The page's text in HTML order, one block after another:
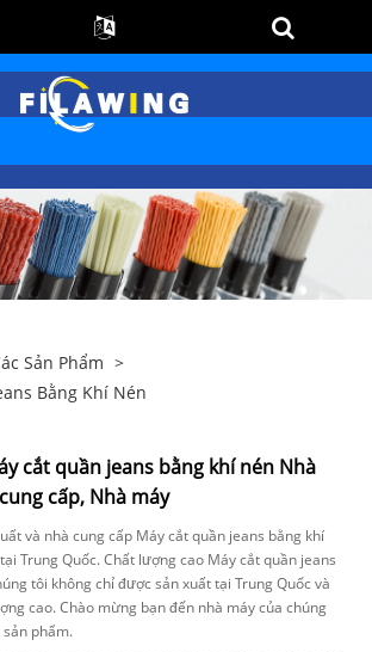
Sản Phẩm >
Bằng Khí Nén
cắt quần jeans bằng khí nén Nhà
cấp, Nhà máy
và nhà cung cấp Máy cắt quần jeans bằng khí
Trung Quốc. Chất lượng cao Máy cắt quần jeans
tôi không chỉ được sản xuất tại Trung Quốc và
cao. Chào mừng bạn đến nhà máy của chúng
phẩm.